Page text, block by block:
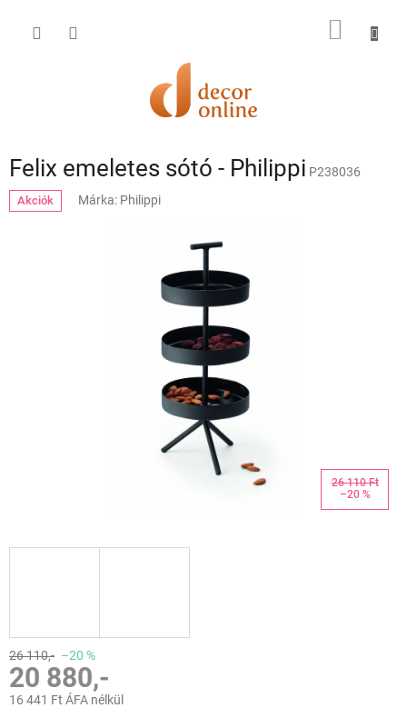
KOSÁR
Felix emeletes sótó - Philippi P238036
Akciók Márka: Philippi
26 110 Ft
–20 %
26 110,- –20 %
20 880,-
16 441 Ft ÁFA nélkül